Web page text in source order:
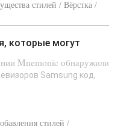
стилей / Вёрстка /
которые могут
Mnemonic обнаружили
Samsung код,
стилей /